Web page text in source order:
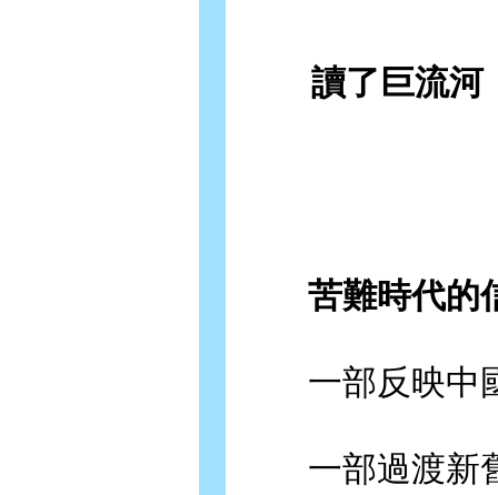
讀了巨流河，
苦難時代的
一部反映中國
一部過渡新舊